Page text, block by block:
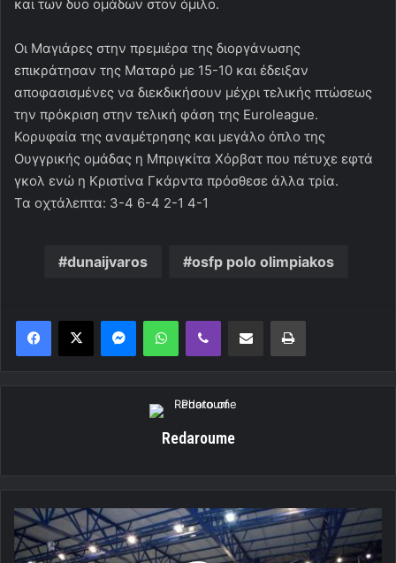
και των δυο ομάδων στον όμιλο.
Οι Μαγιάρες στην πρεμιέρα της διοργάνωσης
επικράτησαν της Ματαρό με 15-10 και έδειξαν
αποφασισμένες να διεκδικήσουν μέχρι τελικής πτώσεως
την πρόκριση στην τελική φάση της Euroleague.
Κορυφαία της αναμέτρησης και μεγάλο όπλο της
Ουγγρικής ομάδας η Μπριγκίτα Χόρβατ που πέτυχε εφτά
γκολ ενώ η Κριστίνα Γκάρντα πρόσθεσε άλλα τρία.
Τα οχτάλεπτα: 3-4 6-4 2-1 4-1
dunaijvaros osfp polo olimpiakos
MessengerWhatsAppViber Κοινοποίηση μέσω ηλεκτρονικού ταχυδρομείουΕκτύπωση
Redaroume
Ο
κόσμος
θα